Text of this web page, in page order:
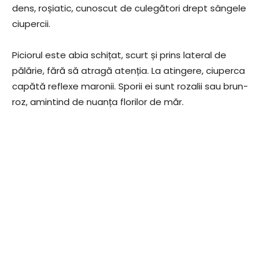
dens, roșiatic, cunoscut de culegători drept sângele
ciupercii.
Piciorul este abia schițat, scurt și prins lateral de
pălărie, fără să atragă atenția. La atingere, ciuperca
capătă reflexe maronii. Sporii ei sunt rozalii sau brun-
roz, amintind de nuanța florilor de măr.